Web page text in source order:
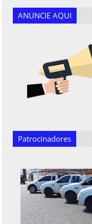
ANUNCIE AQUI
Patrocinadores